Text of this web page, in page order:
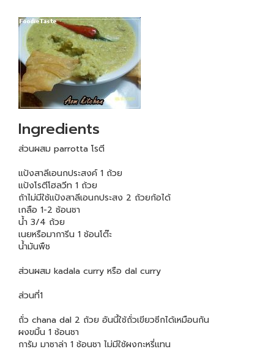
Ingredients
ส่วนผสม parrotta โรตี
แป้งสาลีเอนกประสงค์ 1 ถ้วย
แป้งโรตีโฮลวีท 1 ถ้วย
ถ้าไม่มีใช้แป้งสาลีเอนกประสง 2 ถ้วยก้อได้
เกลือ 1-2 ช้อนชา
น้ำ 3/4 ถ้วย
เนยหรือมาการีน 1 ช้อนโต๊ะ
น้ำมันพืช
ส่วนผสม kadala curry หรือ dal curry
ส่วนที่1
ถั่ว chana dal 2 ถ้วย อันนี้ใช้ถั่วเขียวซีกได้เหมือนกัน
ผงขมิ้น 1 ช้อนชา
การัม มาซาล่า 1 ช้อนชา ไม่มีใช้ผงกะหรี่แทน